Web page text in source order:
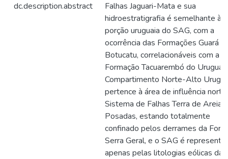
dc.description.abstract
Falhas Jaguari-Mata e sua
hidroestratigrafia é semelhante à
porção uruguaia do SAG, com a
ocorrência das Formações Guará e
Botucatu, correlacionáveis com a
Formação Tacuarembó do Uruguai.
Compartimento Norte-Alto
pertence à área de influência
Sistema de Falhas Terra de Areia-
Posadas, estando totalmente
confinado pelos derrames da
Serra Geral, e o SAG é
apenas pelas litologias eólicas da